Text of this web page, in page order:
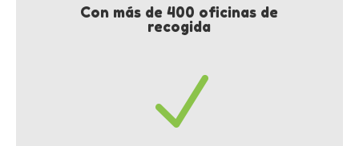
Con más de 400 oficinas de
recogida
N